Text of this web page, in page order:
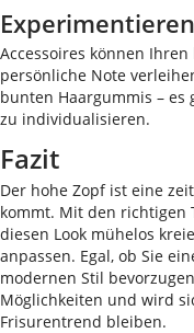
Accessoires können
persönliche Note
bunten Haargummis – es
zu individualisieren.
Fazit
Der hohe Zopf ist eine
kommt. Mit den richtigen
diesen Look mühelos
anpassen. Egal, ob Sie
modernen Stil
Möglichkeiten und wird
Frisurentrend bleiben.